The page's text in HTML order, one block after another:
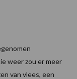
weer zou er meer
van vlees, een